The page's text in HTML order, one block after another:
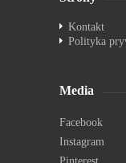
Kontakt
Polityka
Media
Facebook
Instagram